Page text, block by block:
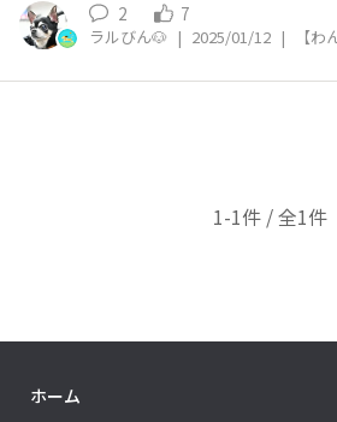
2 7
ラルびん🐶 | 2025/01/12 | 【
1-1件 / 全1件
ホーム